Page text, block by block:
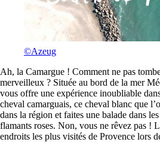
©Azeug
Ah, la Camargue ! Comment ne pas
merveilleux ? Située au bord de la mer
vous offre une expérience inoubliable
cheval camarguais, ce cheval blanc que
dans la région et faites une balade dans
flamants roses. Non, vous ne rêvez pas !
endroits les plus visités de Provence lors